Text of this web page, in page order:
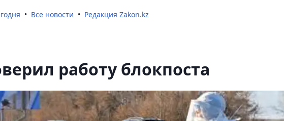
Все новости Редакция Zakon.kz
работу блокпоста